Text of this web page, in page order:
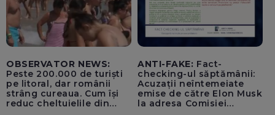
OBSERVATOR NEWS:
Peste 200.000 de turiști
pe litoral, dar românii
strâng cureaua. Cum își
reduc cheltuielile din
ANTI-FAKE: Fact-
checking-ul săptămânii:
Acuzații neîntemeiate
emise de către Elon Musk
la adresa Comisiei